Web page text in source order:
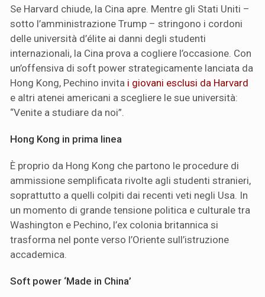
Se Harvard chiude, la Cina apre. Mentre gli Stati Uniti –
sotto l’amministrazione Trump – stringono i cordoni
delle università d’élite ai danni degli studenti
internazionali, la Cina prova a cogliere l’occasione. Con
un’offensiva di soft power strategicamente lanciata da
Hong Kong, Pechino invita i giovani esclusi da Harvard
e altri atenei americani a scegliere le sue università:
“Venite a studiare da noi”.
Hong Kong in prima linea
È proprio da Hong Kong che partono le procedure di
ammissione semplificata rivolte agli studenti stranieri,
soprattutto a quelli colpiti dai recenti veti negli Usa. In
un momento di grande tensione politica e culturale tra
Washington e Pechino, l’ex colonia britannica si
trasforma nel ponte verso l’Oriente sull’istruzione
accademica.
Soft power ‘Made in China’